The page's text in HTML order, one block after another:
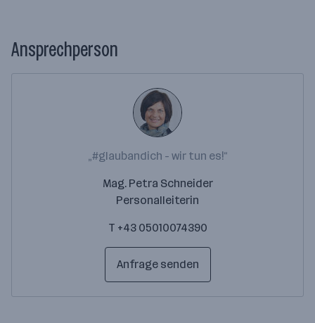
Ansprechperson
„#glaubandich - wir tun es!“
Mag. Petra Schneider
Personalleiterin
T +43 05010074390
Anfrage senden